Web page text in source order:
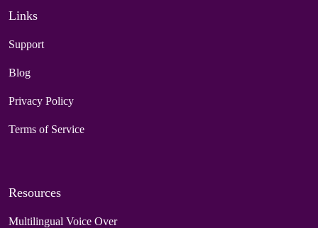
Links
Support
Blog
Privacy Policy
Terms of Service
Resources
Multilingual Voice Over